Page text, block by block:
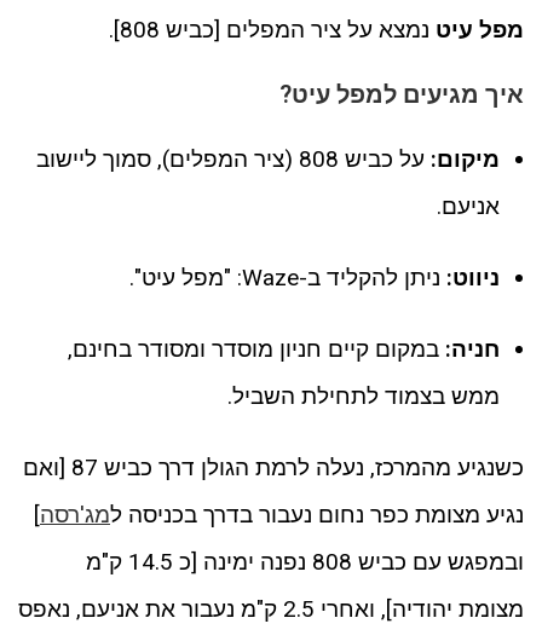
מפל עיט נמצא על ציר המפלים [כביש 808].
איך מגיעים למפל עיט?
מיקום:
על כביש 808 (ציר המפלים), סמוך ליישוב
אניעם.
ניווט: ניתן להקליד ב-Waze: "מפל עיט".
חניה: במקום קיים חניון מוסדר ומסודר בחינם,
ממש בצמוד לתחילת השביל.
כשנגיע מהמרכז, נעלה לרמת הגולן דרך כביש 87 [ואם
נגיע מצומת כפר נחום נעבור בדרך בכניסה למג'רסה]
ובמפגש עם כביש 808 נפנה ימינה [כ 14.5 ק"מ
מצומת יהודיה], ואחרי 2.5 ק"מ נעבור את אניעם, נאפס